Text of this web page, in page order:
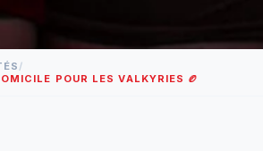
/
POUR LES VALKYRIES 🏉